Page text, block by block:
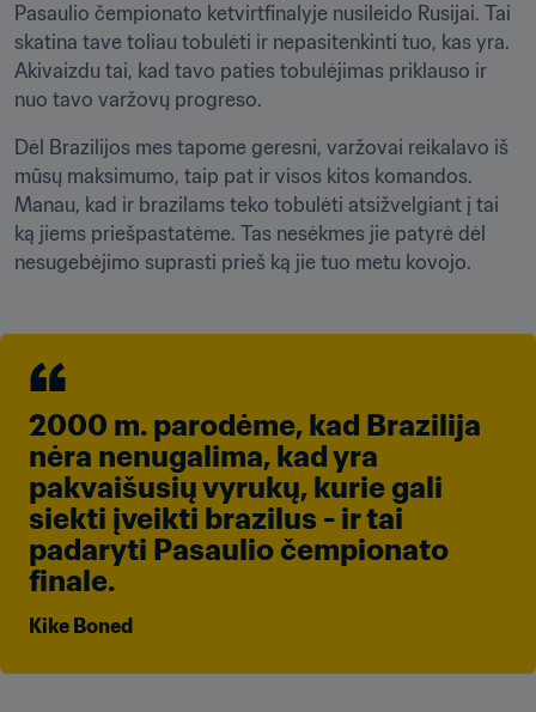
Pasaulio čempionato ketvirtfinalyje nusileido Rusijai. Tai
skatina tave toliau tobulėti ir nepasitenkinti tuo, kas yra.
Akivaizdu tai, kad tavo paties tobulėjimas priklauso ir
nuo tavo varžovų progreso.
Dėl Brazilijos mes tapome geresni, varžovai reikalavo iš
mūsų maksimumo, taip pat ir visos kitos komandos.
Manau, kad ir brazilams teko tobulėti atsižvelgiant į tai
ką jiems priešpastatėme. Tas nesėkmes jie patyrė dėl
nesugebėjimo suprasti prieš ką jie tuo metu kovojo.
2000 m. parodėme, kad Brazilija
nėra nenugalima, kad yra
pakvaišusių vyrukų, kurie gali
siekti įveikti brazilus - ir tai
padaryti Pasaulio čempionato
finale.
Kike Boned